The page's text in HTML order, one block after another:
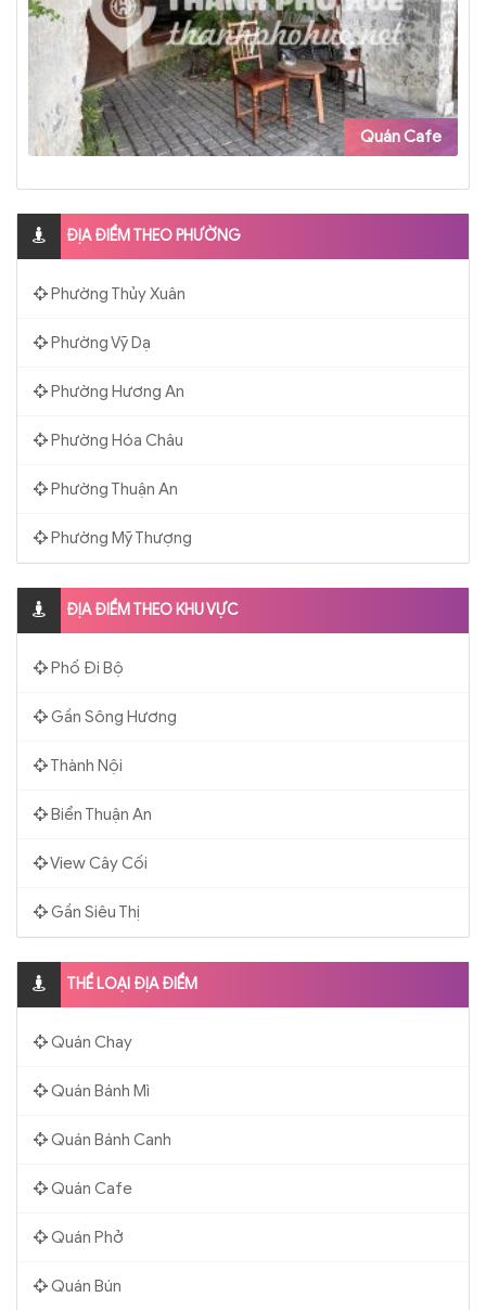
Quán Cafe
ĐỊA ĐIỂM THEO PHƯỜNG
Phường Thủy Xuân
Phường Vỹ Dạ
Phường Hương An
Phường Hóa Châu
Phường Thuận An
Phường Mỹ Thượng
ĐỊA ĐIỂM THEO KHU VỰC
Phố Đi Bộ
Gần Sông Hương
Thành Nội
Biển Thuận An
View Cây Cối
Gần Siêu Thị
THỂ LOẠI ĐỊA ĐIỂM
Quán Chay
Quán Bánh Mì
Quán Bánh Canh
Quán Cafe
Quán Phở
Quán Bún